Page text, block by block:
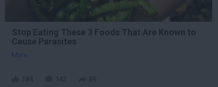
Stop Eating These 3 Foods That Are Known to
Cause Parasites
More